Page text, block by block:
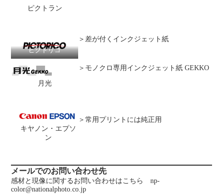
ピクトラン
ピクトリコ
月光
＞差が付くインクジェット紙
＞モノクロ専用インクジェット紙 GEKKO
キヤノン・エプソ
ン
＞常用プリントには純正用
メールでのお問い合わせ先
感材と現像に関するお問い合わせはこちらnp-
color@nationalphoto.co.jp